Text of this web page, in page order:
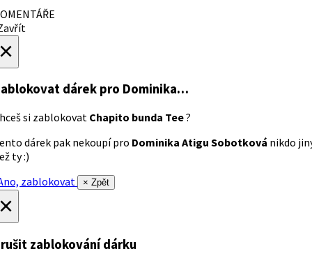
dárek pro Dominika…
si zablokovat Chapito bunda Tee?
dárek pak nekoupí pro Dominika Atigu Sobotková nikdo
ty :)
zablokovat
× Zpět
zablokování dárku